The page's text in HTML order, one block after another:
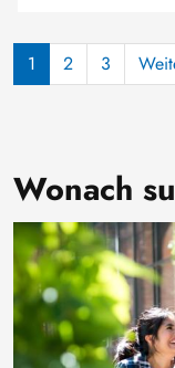
1 2 3
Wonach
Image